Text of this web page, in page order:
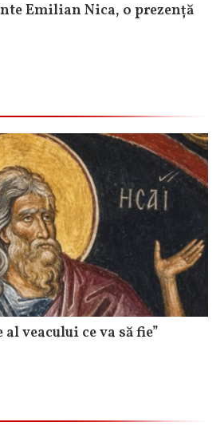
Emilian Nica, o prezență
veacului ce va să fie”